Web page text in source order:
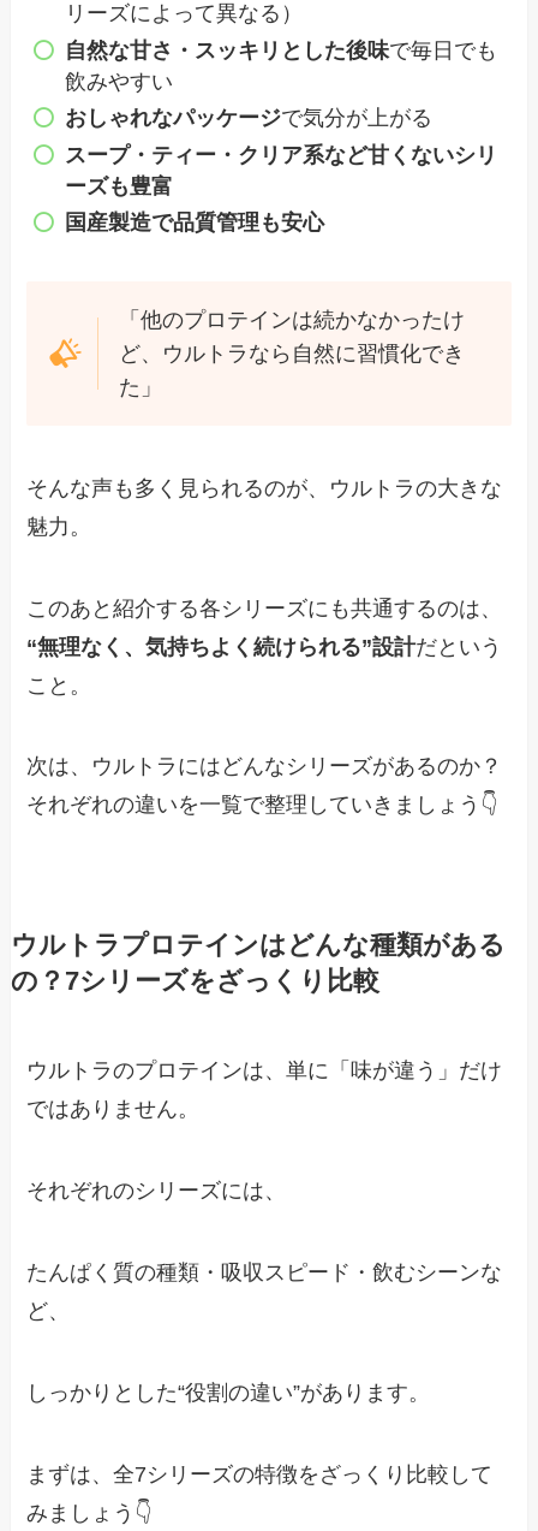
リーズによって異なる）
自然な甘さ・スッキリとした後味で毎日でも
飲みやすい
おしゃれなパッケージで気分が上がる
スープ・ティー・クリア系など甘くないシリ
ーズも豊富
国産製造で品質管理も安心
「他のプロテインは続かなかったけ
ど、ウルトラなら自然に習慣化でき
た」
そんな声も多く見られるのが、ウルトラの大きな
魅力。
このあと紹介する各シリーズにも共通するのは、
“無理なく、気持ちよく続けられる”設計だという
こと。
次は、ウルトラにはどんなシリーズがあるのか？
それぞれの違いを一覧で整理していきましょう👇
ウルトラプロテインはどんな種類がある
の？7シリーズをざっくり比較
ウルトラのプロテインは、単に「味が違う」だけ
ではありません。
それぞれのシリーズには、
たんぱく質の種類・吸収スピード・飲むシーンな
ど、
しっかりとした“役割の違い”があります。
まずは、全7シリーズの特徴をざっくり比較して
みましょう👇